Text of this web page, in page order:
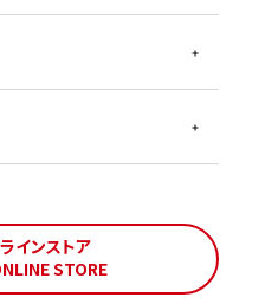
インストア
STORE